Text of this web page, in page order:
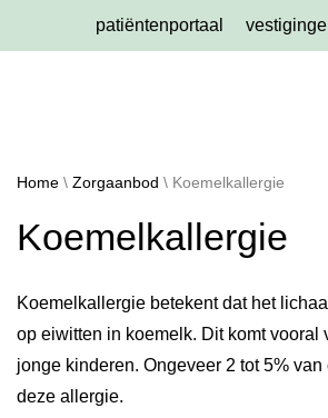
patiëntenportaal
Home \ Zorgaanbod \ Koemelkallergie
Koemelkallergie
Koemelkallergie betekent dat het
op eiwitten in koemelk. Dit komt vooral
jonge kinderen. Ongeveer 2 tot 5% van
deze allergie.